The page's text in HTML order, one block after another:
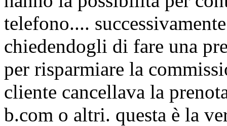
telefono....
chiedendogli di fare una
per risparmiare la
cliente cancellava la
b.com o altri. questa è la